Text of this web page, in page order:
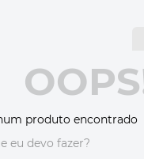
produto encontrado
eu devo fazer?